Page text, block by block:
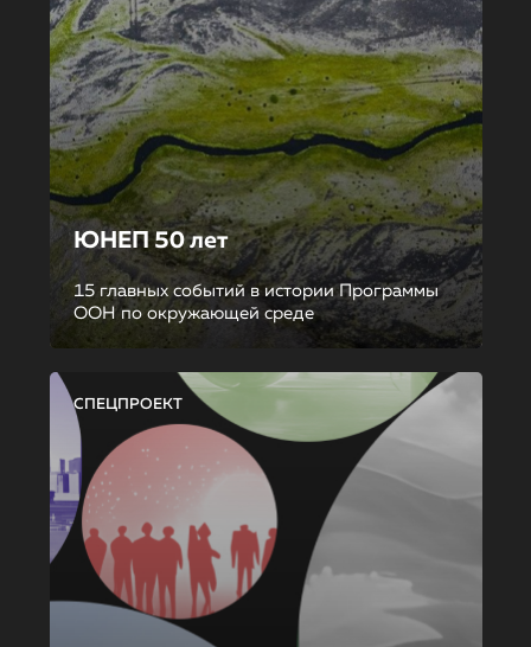
ЮНЕП 50 лет
15 главных событий в истории Программы
ООН по окружающей среде
СПЕЦПРОЕКТ